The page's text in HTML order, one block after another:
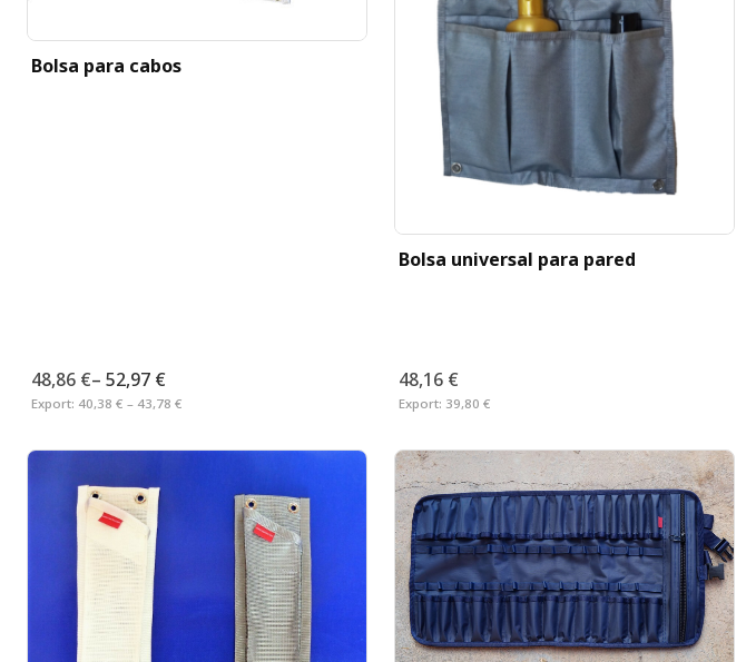
Bolsa para cabos
48,86 €– 52,97 €
Export: 40,38 € – 43,78 €
Bolsa universal para pared
48,16 €
Export: 39,80 €